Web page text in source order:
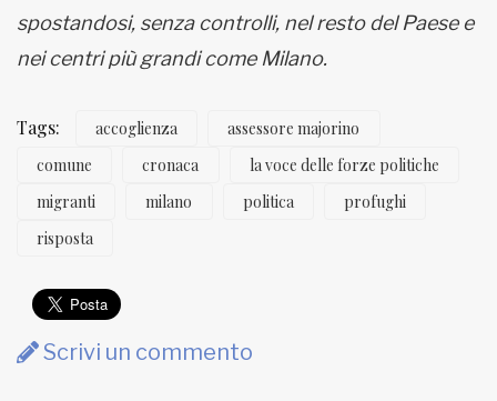
spostandosi, senza controlli, nel resto del Paese e
nei centri più grandi come Milano.
Tags: accoglienza
assessore majorino
comune
cronaca
la voce delle forze politiche
migranti
milano politica
profughi
risposta
Scrivi un commento